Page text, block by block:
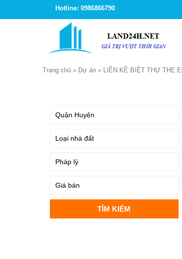
Hotline: 0986866790
Trang chủ » Dự án » LIỀN KỀ BIỆT THỰ THE